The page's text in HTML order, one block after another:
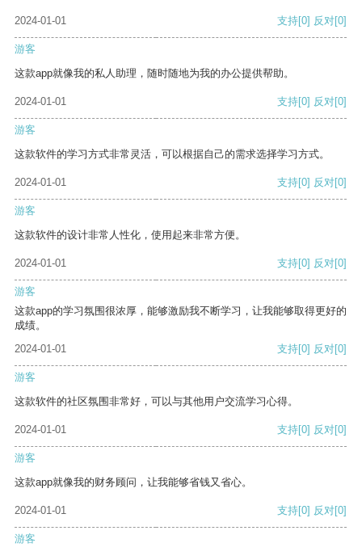
2024-01-01 支持[0] 反对[0]
游客
这款app就像我的私人助理，随时随地为我的办公提供帮助。
2024-01-01 支持[0] 反对[0]
游客
这款软件的学习方式非常灵活，可以根据自己的需求选择学习方式。
2024-01-01 支持[0] 反对[0]
游客
这款软件的设计非常人性化，使用起来非常方便。
2024-01-01 支持[0] 反对[0]
游客
这款app的学习氛围很浓厚，能够激励我不断学习，让我能够取得更好的
成绩。
2024-01-01
支持[0] 反对[0]
游客
这款软件的社区氛围非常好，可以与其他用户交流学习心得。
2024-01-01 支持[0] 反对[0]
游客
这款app就像我的财务顾问，让我能够省钱又省心。
2024-01-01 支持[0] 反对[0]
游客